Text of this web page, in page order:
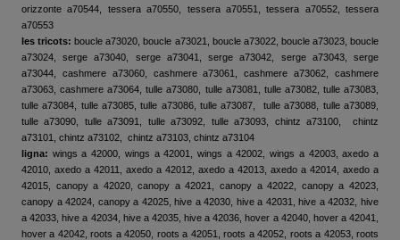
orizzonte a70544, tessera a70550, tessera a70551, tessera a70552, tessera
a70553
les tricots: boucle a73020, boucle a73021, boucle a73022, boucle a73023, boucle
a73024, serge a73040, serge a73041, serge a73042, serge a73043, serge
a73044, cashmere a73060, cashmere a73061, cashmere a73062, cashmere
a73063, cashmere a73064, tulle a73080, tulle a73081, tulle a73082, tulle a73083,
tulle a73084, tulle a73085, tulle a73086, tulle a73087, tulle a73088, tulle a73089,
tulle a73090, tulle a73091, tulle a73092, tulle a73093, chintz a73100, chintz
a73101, chintz a73102, chintz a73103, chintz a73104
ligna: wings a 42000, wings a 42001, wings a 42002, wings a 42003, axedo a
42010, axedo a 42011, axedo a 42012, axedo a 42013, axedo a 42014, axedo a
42015, canopy a 42020, canopy a 42021, canopy a 42022, canopy a 42023,
canopy a 42024, canopy a 42025, hive a 42030, hive a 42031, hive a 42032, hive
a 42033, hive a 42034, hive a 42035, hive a 42036, hover a 42040, hover a 42041,
hover a 42042, roots a 42050, roots a 42051, roots a 42052, roots a 42053, roots